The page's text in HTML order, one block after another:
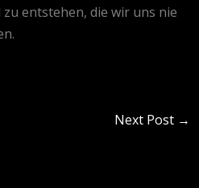
entstehen, die wir uns nie
Next Post →